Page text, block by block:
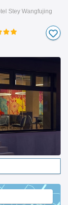
Stey Wangfujing